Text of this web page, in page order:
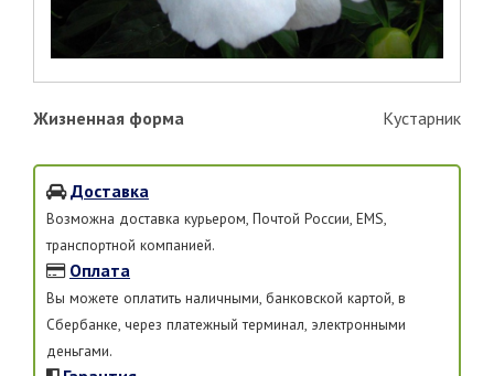
Жизненная форма Кустарник
Доставка
Возможна доставка курьером, Почтой России, EMS,
транспортной компанией.
Оплата
Вы можете оплатить наличными, банковской картой, в
Сбербанке, через платежный терминал, электронными
деньгами.